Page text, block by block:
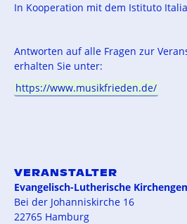
In Kooperation mit dem Istituto
Antworten auf alle Fragen zur
erhalten Sie unter:
https://www.musikfrieden.de/
VERANSTALTER
Evangelisch-Lutherische
Bei der Johanniskirche 16
22765 Hamburg